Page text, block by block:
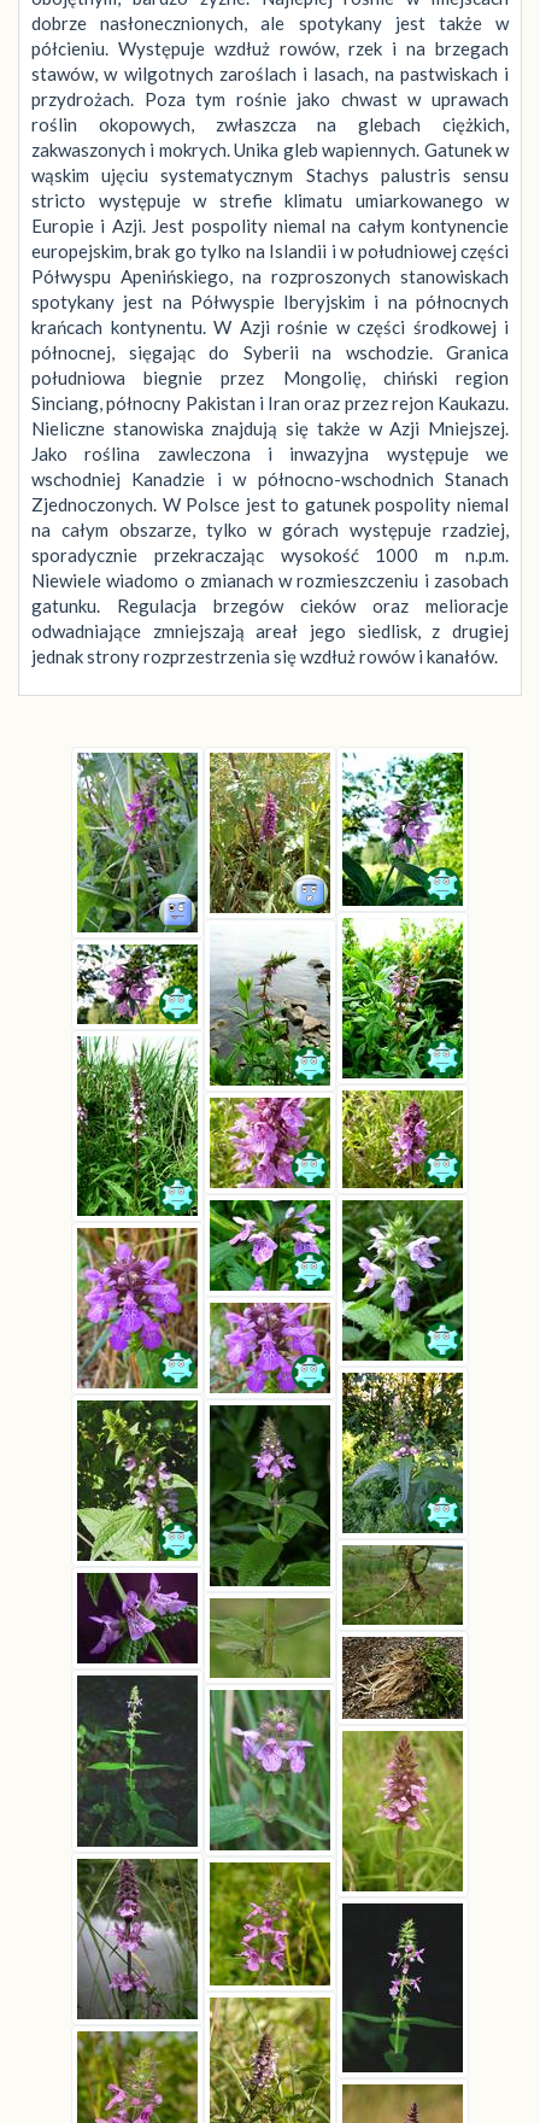
dobrze nasłonecznionych, ale spotykany jest także w
półcieniu. Występuje wzdłuż rowów, rzek i na brzegach
stawów, w wilgotnych zaroślach i lasach, na pastwiskach i
przydrożach. Poza tym rośnie jako chwast w uprawach
roślin okopowych, zwłaszcza na glebach ciężkich,
zakwaszonych i mokrych. Unika gleb wapiennych. Gatunek w
wąskim ujęciu systematycznym Stachys palustris sensu
stricto występuje w strefie klimatu umiarkowanego w
Europie i Azji. Jest pospolity niemal na całym kontynencie
europejskim, brak go tylko na Islandii i w południowej części
Półwyspu Apenińskiego, na rozproszonych stanowiskach
spotykany jest na Półwyspie Iberyjskim i na północnych
krańcach kontynentu. W Azji rośnie w części środkowej i
północnej, sięgając do Syberii na wschodzie. Granica
południowa biegnie przez Mongolię, chiński region
Sinciang, północny Pakistan i Iran oraz przez rejon Kaukazu.
Nieliczne stanowiska znajdują się także w Azji Mniejszej.
Jako roślina zawleczona i inwazyjna występuje we
wschodniej Kanadzie i w północno-wschodnich Stanach
Zjednoczonych. W Polsce jest to gatunek pospolity niemal
na całym obszarze, tylko w górach występuje rzadziej,
sporadycznie przekraczając wysokość 1000 m n.p.m.
Niewiele wiadomo o zmianach w rozmieszczeniu i zasobach
gatunku. Regulacja brzegów cieków oraz melioracje
odwadniające zmniejszają areał jego siedlisk, z drugiej
jednak strony rozprzestrzenia się wzdłuż rowów i kanałów.